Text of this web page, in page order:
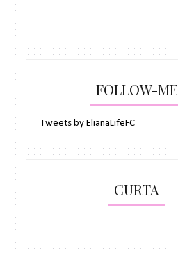
FOLLOW-ME
Tweets by ElianaLifeFC
CURTA